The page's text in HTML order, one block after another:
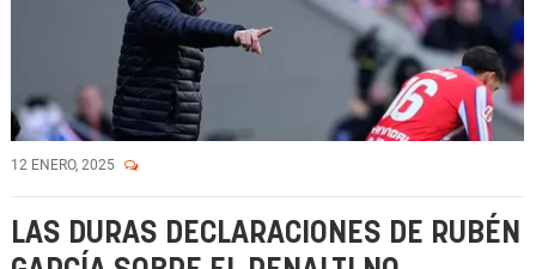
12 ENERO, 2025
LAS DURAS DECLARACIONES DE RUBÉN